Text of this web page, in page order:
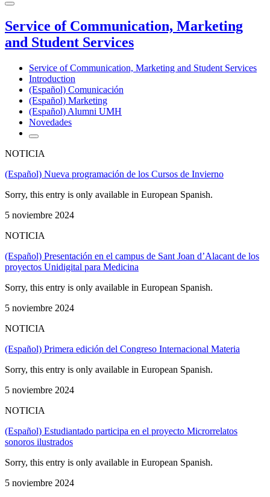
Service of Communication, Marketing
and Student Services
Service of Communication, Marketing and Student Services
Introduction
(Español) Comunicación
(Español) Marketing
(Español) Alumni UMH
Novedades
NOTICIA
(Español) Nueva programación de los Cursos de Invierno
Sorry, this entry is only available in European Spanish.
5 noviembre 2024
NOTICIA
(Español) Presentación en el campus de Sant Joan d’Alacant de los
proyectos Unidigital para Medicina
Sorry, this entry is only available in European Spanish.
5 noviembre 2024
NOTICIA
(Español) Primera edición del Congreso Internacional Materia
Sorry, this entry is only available in European Spanish.
5 noviembre 2024
NOTICIA
(Español) Estudiantado participa en el proyecto Microrrelatos
sonoros ilustrados
Sorry, this entry is only available in European Spanish.
5 noviembre 2024